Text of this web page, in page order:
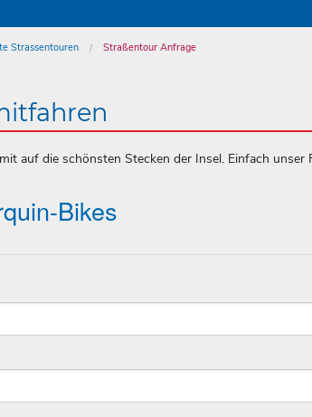
Strassentouren
Straßentour Anfrage
auf die schönsten Stecken der Insel. Einfach
Bikes